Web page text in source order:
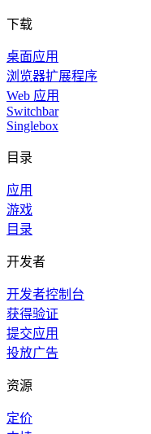
下载
桌面应用
浏览器扩展程序
Web 应用
Switchbar
Singlebox
目录
应用
游戏
目录
开发者
开发者控制台
获得验证
提交应用
投放广告
资源
定价